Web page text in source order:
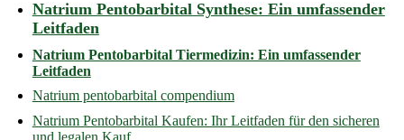
Natrium Pentobarbital Synthese: Ein umfassender
Leitfaden
Natrium Pentobarbital Tiermedizin: Ein umfassender
Leitfaden
Natrium pentobarbital compendium
Natrium Pentobarbital Kaufen: Ihr Leitfaden für den sicheren
und legalen Kauf